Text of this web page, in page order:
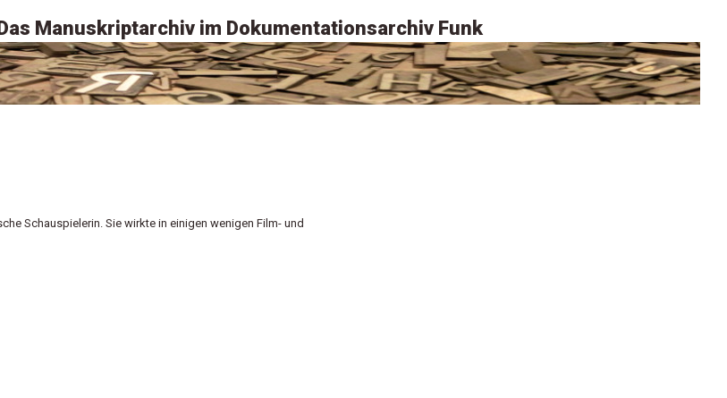
Manuskriptarchiv im Dokumentationsarchiv Funk
Schauspielerin. Sie wirkte in einigen wenigen Film- und